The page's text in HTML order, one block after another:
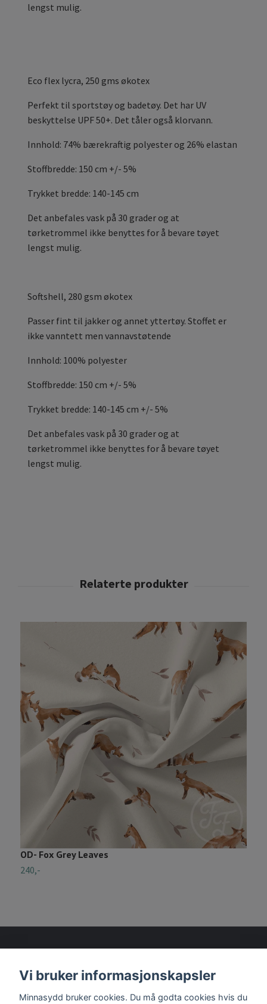
lengst mulig.
Eco flex lycra, 250 gms økotex
Perfekt til sportstøy og badetøy. Det har UV
beskyttelse UPF 50+. Det tåler også klorvann.
Innhold: 74% bærekraftig polyester og 26% elastan
Stoffbredde: 150 cm +/- 5%
Trykket bredde: 140-145 cm
Det anbefales vask på 30 grader og at
tørketrommel ikke benyttes for å bevare tøyet
lengst mulig.
Softshell, 280 gsm økotex
Passer fint til jakker og annet yttertøy. Stoffet er
ikke vanntett men vannavstøtende
Innhold: 100% polyester
Stoffbredde: 150 cm +/- 5%
Trykket bredde: 140-145 cm +/- 5%
Det anbefales vask på 30 grader og at
tørketrommel ikke benyttes for å bevare tøyet
lengst mulig.
OD- Fox Grey Leaves
240,-
Vi bruker informasjonskapsler
Minnasydd bruker cookies. Du må godta cookies hvis du